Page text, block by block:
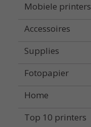
Mobiele printers
Accessoires
Supplies
Fotopapier
Home
Top 10 printers